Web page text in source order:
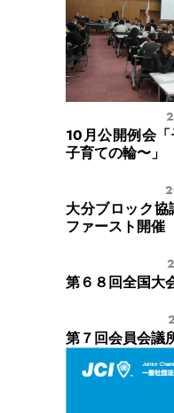
10月公開例会
子育ての輪〜」
大分ブロック
ファースト開催
第６８回全国大
第７回会員会議